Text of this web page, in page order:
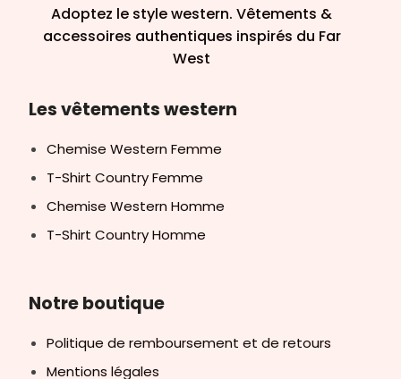
Adoptez le style western. Vêtements &
accessoires authentiques inspirés du Far
West
Les vêtements western
Chemise Western Femme
T-Shirt Country Femme
Chemise Western Homme
T-Shirt Country Homme
Notre boutique
Politique de remboursement et de retours
Mentions légales